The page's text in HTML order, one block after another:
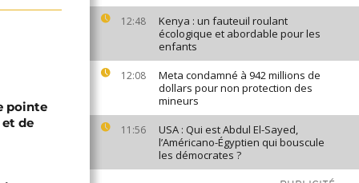
12:48
Kenya : un fauteuil roulant
écologique et abordable pour les
enfants
12:08
Meta condamné à 942 millions de
dollars pour non protection des
mineurs
11:56
USA : Qui est Abdul El-Sayed,
l’Américano-Égyptien qui bouscule
les démocrates ?
pointe
de